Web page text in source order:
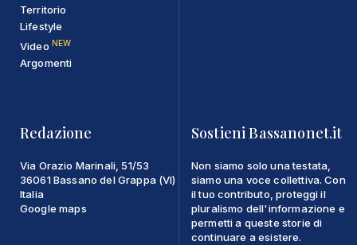
Territorio
Lifestyle
Video NEW
Argomenti
Redazione
Via Orazio Marinali, 51/53
36061 Bassano del Grappa (VI)
Italia
Google maps
Sostieni Bassanonet.it
Non siamo solo una testata,
siamo una voce collettiva. Con
il tuo contributo, proteggi il
pluralismo dell'informazione e
permetti a queste storie di
continuare a esistere.